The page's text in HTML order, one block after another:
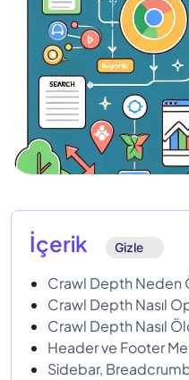
İçerik Gizle
Crawl Depth Neden
Crawl Depth Nasıl
Crawl Depth Nasıl
Header ve Footer
Sidebar,